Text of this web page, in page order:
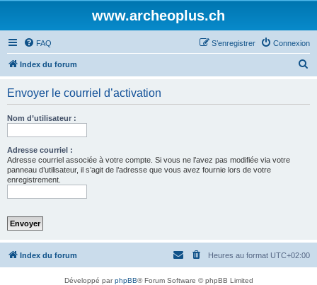
www.archeoplus.ch
FAQ Connexion
S’enregistrer
Index du forum
Envoyer le courriel d’activation
Nom d’utilisateur :
Adresse courriel :
Adresse courriel associée à votre compte. Si vous ne l’avez pas modifiée via votre
panneau d’utilisateur, il s’agit de l’adresse que vous avez fournie lors de votre
enregistrement.
Index du forum Heures au format UTC+02:00
Développé parphpBB® Forum Software © phpBB Limited